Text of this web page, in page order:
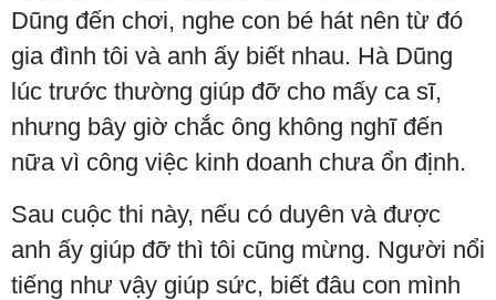
Dũng đến chơi, nghe con bé hát nên từ đó
gia đình tôi và anh ấy biết nhau. Hà Dũng
lúc trước thường giúp đỡ cho mấy ca sĩ,
nhưng bây giờ chắc ông không nghĩ đến
nữa vì công việc kinh doanh chưa ổn định.
Sau cuộc thi này, nếu có duyên và được
anh ấy giúp đỡ thì tôi cũng mừng. Người nổi
tiếng như vậy giúp sức, biết đâu con mình